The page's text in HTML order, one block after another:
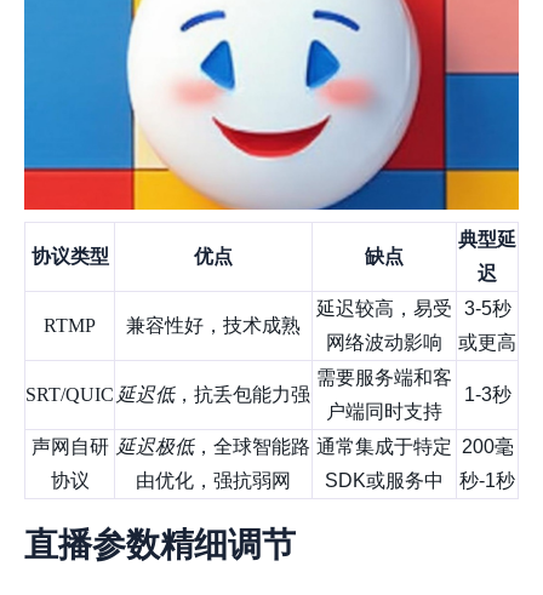
协议类型 优点 缺点
典型延
迟
RTMP 兼容性好，技术成熟
延迟较高，易受
网络波动影响
3-5秒
或更高
SRT/QUIC 延迟低，抗丢包能力强
需要服务端和客
户端同时支持
1-3秒
声网自研
协议
延迟极低，全球智能路
由优化，强抗弱网
通常集成于特定
SDK或服务中
200毫
秒-1秒
直播参数精细调节